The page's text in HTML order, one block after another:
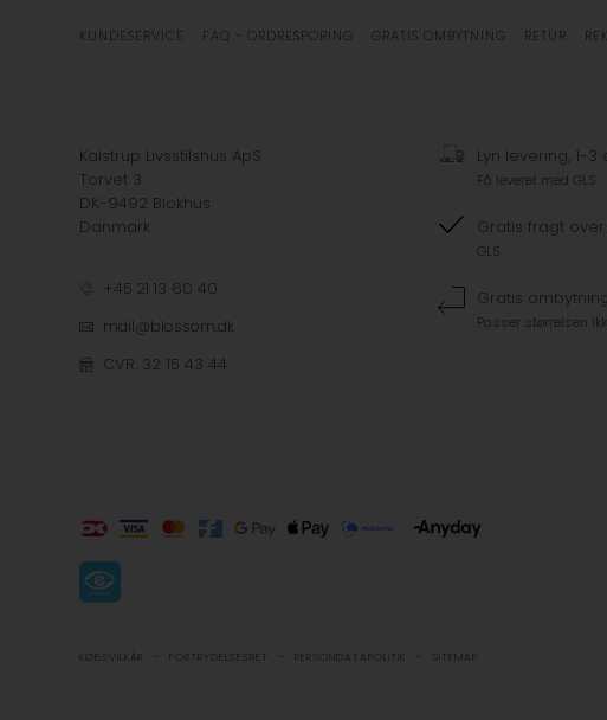
KUNDESERVICE FAQ - ORDRESPORING GRATIS OMBYTNING RETUR
Kalstrup Livsstilshus ApS
Torvet 3
DK-9492 Blokhus
Danmark
+45 21 13 60 40
mail@blossom.dk
CVR: 32 15 43 44
Lyn levering, 1-3
Få leveret med GLS
Gratis fragt
GLS
Gratis
Passer størrelsen
KØBSVILKÅR -FORTRYDELSESRET -PERSONDATAPOLITIK SITEMAP